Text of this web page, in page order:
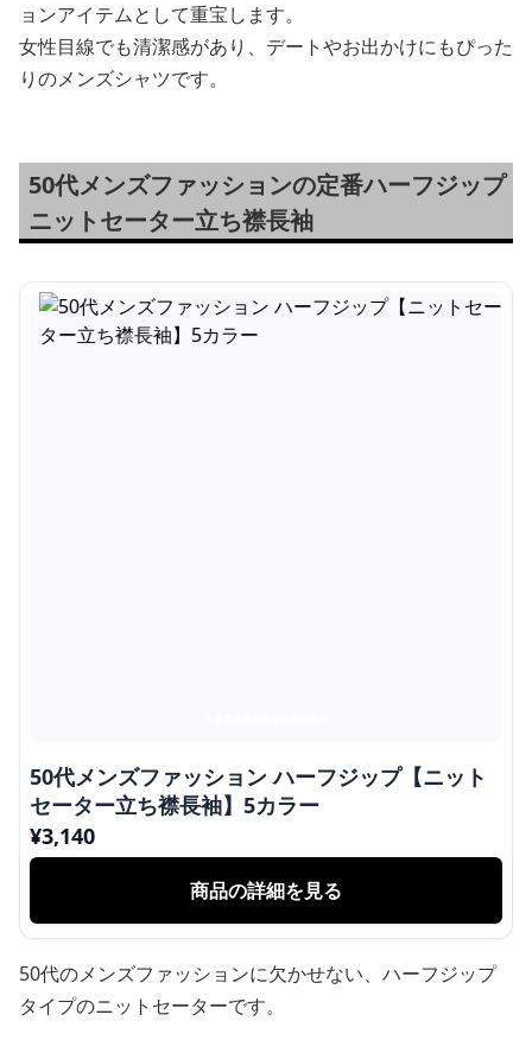
ョンアイテムとして重宝します。
女性目線でも清潔感があり、デートやお出かけにもぴった
りのメンズシャツです。
50代メンズファッションの定番ハーフジップ
ニットセーター立ち襟長袖
50代メンズファッション ハーフジップ【ニット
セーター立ち襟長袖】5カラー
¥3,140
商品の詳細を見る
50代のメンズファッションに欠かせない、ハーフジップ
タイプのニットセーターです。